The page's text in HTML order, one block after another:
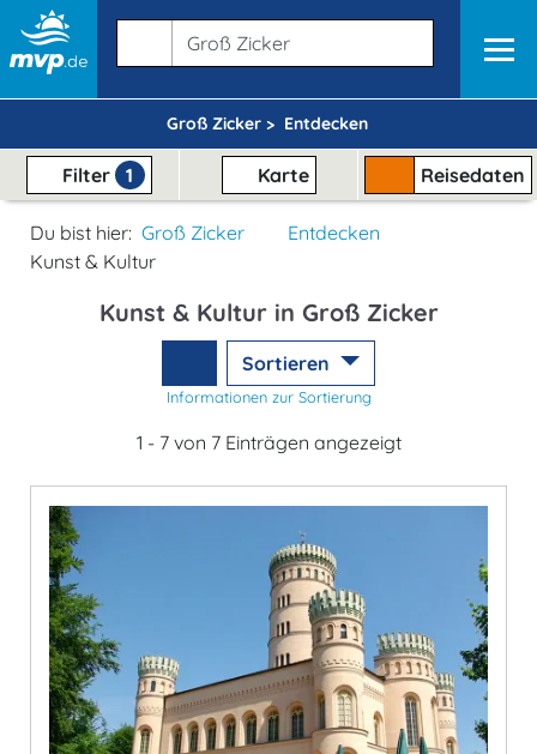
Groß Zicker > Entdecken
Filter 1 Karte Reisedaten
Du bist hier: Groß Zicker
Entdecken
Kunst & Kultur
Kunst & Kultur in Groß Zicker
Sortieren
Informationen zur Sortierung
1 - 7 von 7 Einträgen angezeigt